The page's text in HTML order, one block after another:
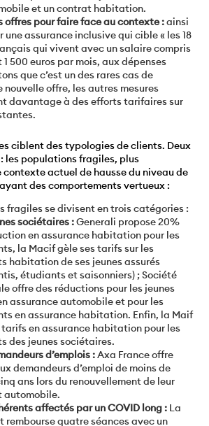
et un contrat habitation.
offres pour faire face au contexte :ainsi
une assurance inclusive qui cible « les 18
qui vivent avec un salaire compris
1 500 euros par mois, aux dépenses
que c’est un des rares cas de
nouvelle offre, les autres mesures
davantage à des efforts tarifaires sur
ciblent des typologies de clients. Deux
les populations fragiles, plus
contexte actuel de hausse du niveau de
des comportements vertueux :
fragiles se divisent en trois catégories :
sociétaires :Generali propose 20%
en assurance habitation pour les
la Macif gèle ses tarifs sur les
habitation de ses jeunes assurés
étudiants et saisonniers) ; Société
offre des réductions pour les jeunes
assurance automobile et pour les
en assurance habitation. Enfin, la Maif
tarifs en assurance habitation pour les
des jeunes sociétaires.
d’emplois :Axa France offre
demandeurs d’emploi de moins de
ans lors du renouvellement de leur
automobile.
affectés par un COVID long : La
rembourse quatre séances avec un